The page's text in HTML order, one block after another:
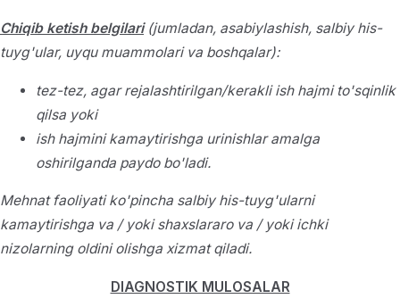
Chiqib ketish belgilari(jumladan, asabiylashish, salbiy his-
tuyg'ular, uyqu muammolari va boshqalar):
tez-tez, agar rejalashtirilgan/kerakli ish hajmi to'sqinlik
qilsa yoki
ish hajmini kamaytirishga urinishlar amalga
oshirilganda paydo bo'ladi.
Mehnat faoliyati ko'pincha salbiy his-tuyg'ularni
kamaytirishga va / yoki shaxslararo va / yoki ichki
nizolarning oldini olishga xizmat qiladi.
DIAGNOSTIK MULOSALAR